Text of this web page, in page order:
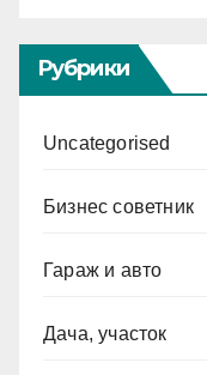
Рубрики
Uncategorised
Бизнес советник
Гараж и авто
Дача, участок